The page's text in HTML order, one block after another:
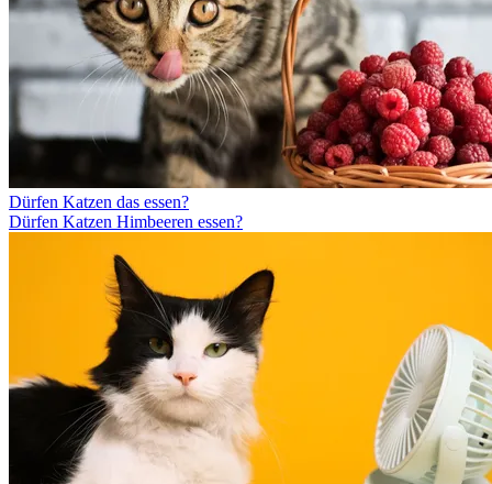
Dürfen Katzen das essen?
Dürfen Katzen Himbeeren essen?